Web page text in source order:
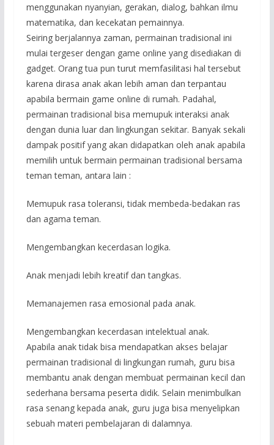
menggunakan nyanyian, gerakan, dialog, bahkan ilmu
matematika, dan kecekatan pemainnya.
Seiring berjalannya zaman, permainan tradisional ini
mulai tergeser dengan game online yang disediakan di
gadget. Orang tua pun turut memfasilitasi hal tersebut
karena dirasa anak akan lebih aman dan terpantau
apabila bermain game online di rumah. Padahal,
permainan tradisional bisa memupuk interaksi anak
dengan dunia luar dan lingkungan sekitar. Banyak sekali
dampak positif yang akan didapatkan oleh anak apabila
memilih untuk bermain permainan tradisional bersama
teman teman, antara lain :
Memupuk rasa toleransi, tidak membeda-bedakan ras
dan agama teman.
Mengembangkan kecerdasan logika.
Anak menjadi lebih kreatif dan tangkas.
Memanajemen rasa emosional pada anak.
Mengembangkan kecerdasan intelektual anak.
Apabila anak tidak bisa mendapatkan akses belajar
permainan tradisional di lingkungan rumah, guru bisa
membantu anak dengan membuat permainan kecil dan
sederhana bersama peserta didik. Selain menimbulkan
rasa senang kepada anak, guru juga bisa menyelipkan
sebuah materi pembelajaran di dalamnya.